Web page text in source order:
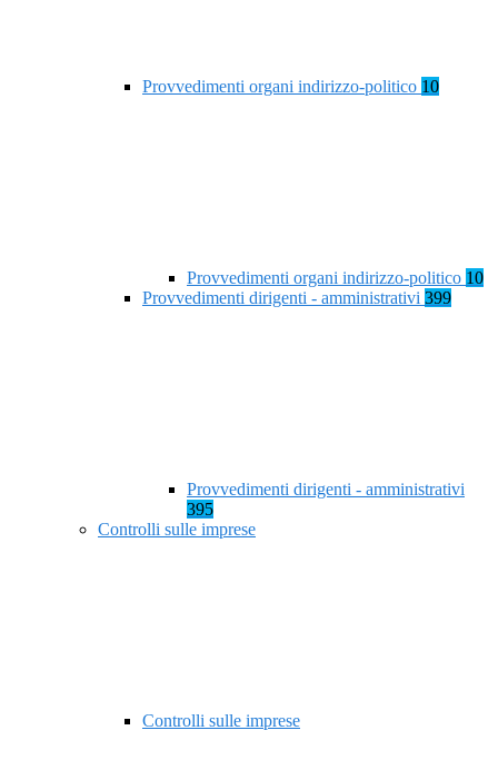
Provvedimenti organi indirizzo-politico 10
Provvedimenti organi indirizzo-politico 10
Provvedimenti dirigenti - amministrativi 399
Provvedimenti dirigenti - amministrativi
395
Controlli sulle imprese
Controlli sulle imprese